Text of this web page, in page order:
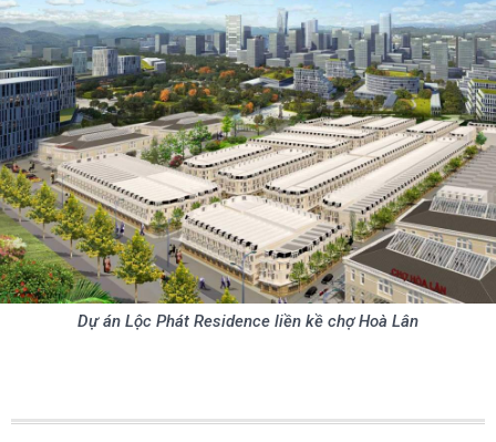
Dự án Lộc Phát Residence liền kề chợ Hoà Lân